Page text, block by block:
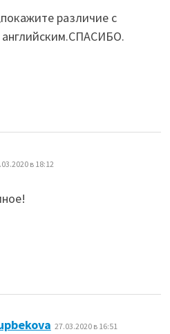
различие с
английским.СПАСИБО.
в 18:12
27.03.2020 в 16:51